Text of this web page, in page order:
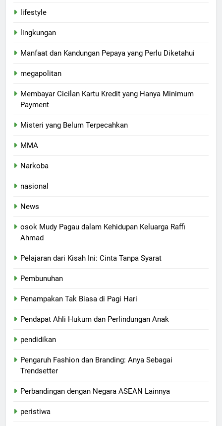
lifestyle
lingkungan
Manfaat dan Kandungan Pepaya yang Perlu Diketahui
megapolitan
Membayar Cicilan Kartu Kredit yang Hanya Minimum
Payment
Misteri yang Belum Terpecahkan
MMA
Narkoba
nasional
News
osok Mudy Pagau dalam Kehidupan Keluarga Raffi
Ahmad
Pelajaran dari Kisah Ini: Cinta Tanpa Syarat
Pembunuhan
Penampakan Tak Biasa di Pagi Hari
Pendapat Ahli Hukum dan Perlindungan Anak
pendidikan
Pengaruh Fashion dan Branding: Anya Sebagai
Trendsetter
Perbandingan dengan Negara ASEAN Lainnya
peristiwa